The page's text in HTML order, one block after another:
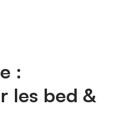
:
les bed &